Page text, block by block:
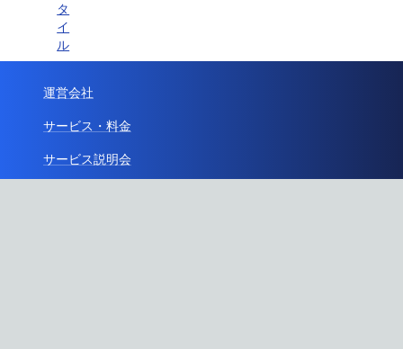
タ
イ
ル
運営会社
サービス・料金
サービス説明会